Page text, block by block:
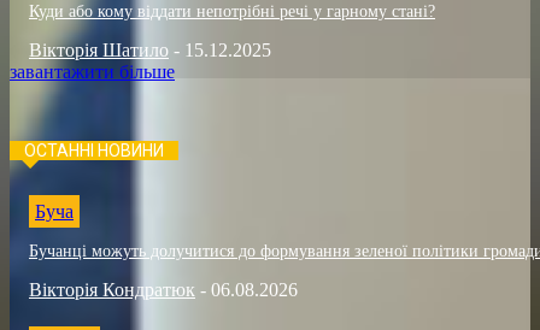
Куди або кому віддати непотрібні речі у гарному стані?
Вікторія Шатило - 15.12.2025
завантажити більше
ОСТАННІ НОВИНИ
Буча
Бучанці можуть долучитися до формування зеленої політики
Вікторія Кондратюк - 06.08.2026